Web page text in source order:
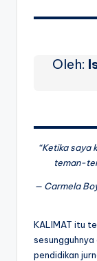
Oleh:
“Ketika saya
teman-
— Carmela
KALIMAT itu
pendidikan